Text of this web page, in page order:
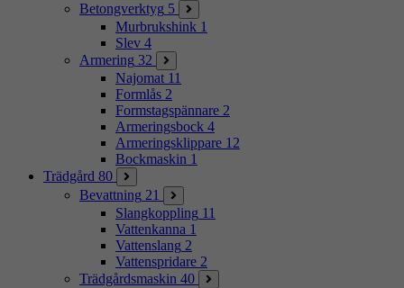
Betongverktyg 5
Murbrukshink 1
Slev 4
Armering 32
Najomat 11
Formlås 2
Formstagspännare 2
Armeringsbock 4
Armeringsklippare 12
Bockmaskin 1
Trädgård 80
Bevattning 21
Slangkoppling 11
Vattenkanna 1
Vattenslang 2
Vattenspridare 2
Trädgårdsmaskin 40